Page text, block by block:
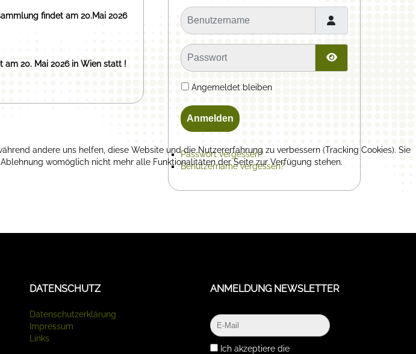
findet am 20.Mai 2026
am 20. Mai 2026 in Wien statt !
Benutzername
Passwort
Passwort
Angemeldet bleiben
Anmelden
Passwort vergessen?
Benutzername vergessen?
DATENSCHUTZ
Datenschutzerklärung
Impressum
Links
ANMELDUNG NEWSLETTER
Ich akzeptiere die
andere uns helfen, diese Website und die Nutzererfahrung zu verbessern (Tracking Cookies). Sie
womöglich nicht mehr alle Funktionalitäten der Seite zur Verfügung stehen.